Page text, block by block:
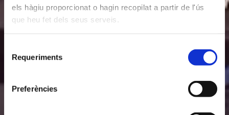
els hàgiu proporcionat o hagin recopilat a partir de l'ús
que heu fet dels seus serveis.
Requeriments
Preferències